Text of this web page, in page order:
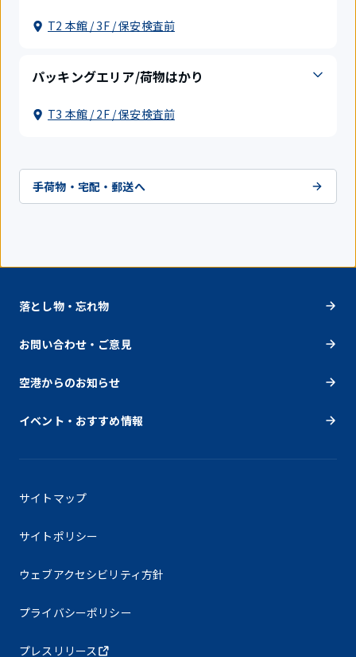
T2 本館 / 3F / 保安検査前
パッキングエリア/荷物はかり
T3 本館 / 2F / 保安検査前
手荷物・宅配・郵送へ
落とし物・忘れ物
お問い合わせ・ご意見
空港からのお知らせ
イベント・おすすめ情報
サイトマップ
サイトポリシー
ウェブアクセシビリティ方針
プライバシーポリシー
プレスリリース